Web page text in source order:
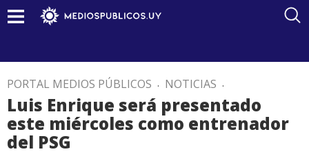
PORTAL MEDIOS PÚBLICOS . NOTICIAS .
Luis Enrique será presentado
este miércoles como entrenador
del PSG